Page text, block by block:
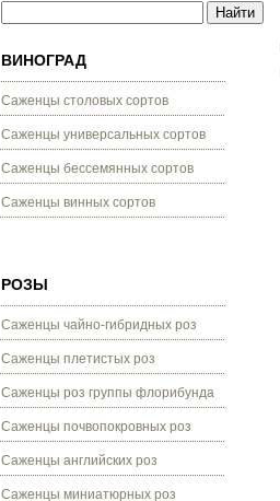
ВИНОГРАД
Саженцы столовых сортов
Саженцы универсальных сортов
Саженцы бессемянных сортов
Саженцы винных сортов
РОЗЫ
Саженцы чайно-гибридных роз
Саженцы плетистых роз
Саженцы роз группы флорибунда
Саженцы почвопокровных роз
Саженцы английских роз
Саженцы миниатюрных роз